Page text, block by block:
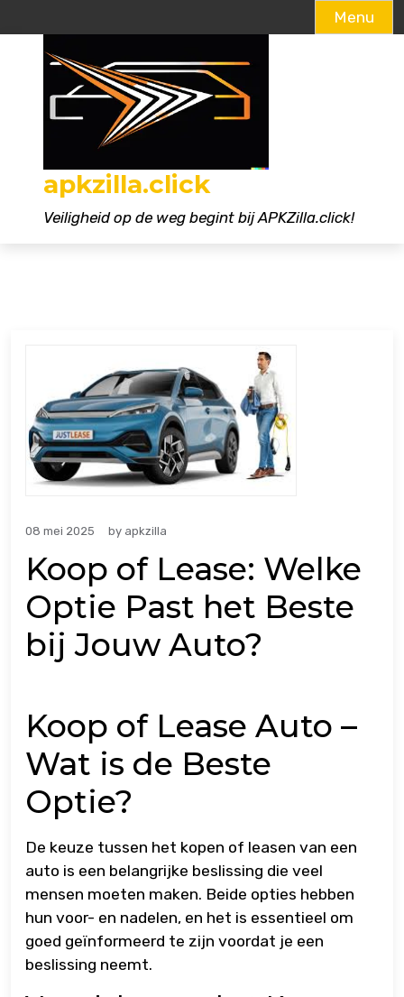
Menu
apkzilla.click
Veiligheid op de weg begint bij APKZilla.click!
08 mei 2025 by apkzilla
Koop of Lease: Welke
Optie Past het Beste
bij Jouw Auto?
Koop of Lease Auto –
Wat is de Beste
Optie?
De keuze tussen het kopen of leasen van een
auto is een belangrijke beslissing die veel
mensen moeten maken. Beide opties hebben
hun voor- en nadelen, en het is essentieel om
goed geïnformeerd te zijn voordat je een
beslissing neemt.